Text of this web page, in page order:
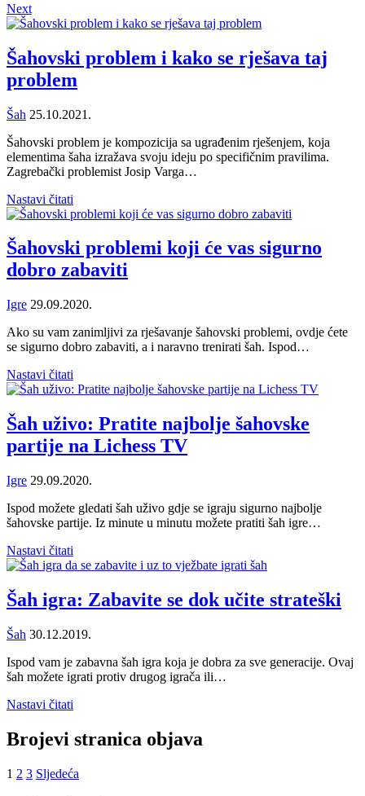
Next
Šahovski problem i kako se rješava taj
problem
Šah 25.10.2021.
Šahovski problem je kompozicija sa ugrađenim rješenjem, koja
elementima šaha izražava svoju ideju po specifičnim pravilima.
Zagrebački problemist Josip Varga…
Nastavi čitati
Šahovski problemi koji će vas sigurno
dobro zabaviti
Igre 29.09.2020.
Ako su vam zanimljivi za rješavanje šahovski problemi, ovdje ćete
se sigurno dobro zabaviti, a i naravno trenirati šah. Ispod…
Nastavi čitati
Šah uživo: Pratite najbolje šahovske
partije na Lichess TV
Igre 29.09.2020.
Ispod možete gledati šah uživo gdje se igraju sigurno najbolje
šahovske partije. Iz minute u minutu možete pratiti šah igre…
Nastavi čitati
Šah igra: Zabavite se dok učite strateški
Šah 30.12.2019.
Ispod vam je zabavna šah igra koja je dobra za sve generacije. Ovaj
šah možete igrati protiv drugog igrača ili…
Nastavi čitati
Brojevi stranica objava
1 2 3 Sljedeća